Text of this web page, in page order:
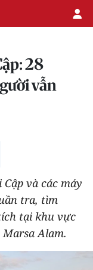
28
vẫn
và các máy
tra, tìm
tại khu vực
Alam.